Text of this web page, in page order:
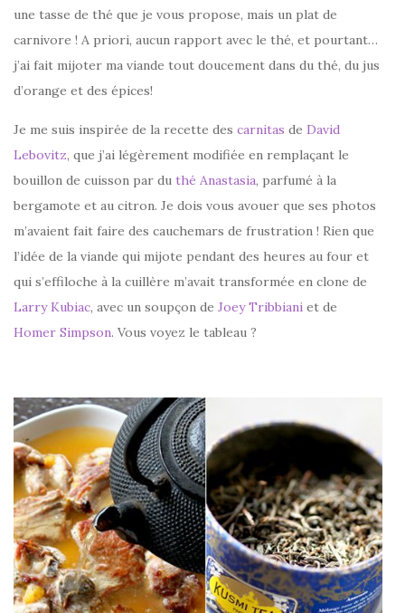
une tasse de thé que je vous propose, mais un plat de
carnivore ! A priori, aucun rapport avec le thé, et pourtant…
j’ai fait mijoter ma viande tout doucement dans du thé, du jus
d’orange et des épices!
Je me suis inspirée de la recette des carnitas de David
Lebovitz, que j’ai légèrement modifiée en remplaçant le
bouillon de cuisson par du thé Anastasia, parfumé à la
bergamote et au citron. Je dois vous avouer que ses photos
m’avaient fait faire des cauchemars de frustration ! Rien que
l’idée de la viande qui mijote pendant des heures au four et
qui s’effiloche à la cuillère m’avait transformée en clone de
Larry Kubiac, avec un soupçon de Joey Tribbiani et de
Homer Simpson. Vous voyez le tableau ?